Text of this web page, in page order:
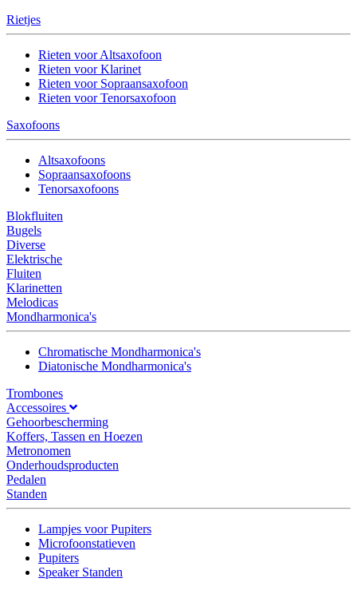
Rietjes
Rieten voor Altsaxofoon
Rieten voor Klarinet
Rieten voor Sopraansaxofoon
Rieten voor Tenorsaxofoon
Saxofoons
Altsaxofoons
Sopraansaxofoons
Tenorsaxofoons
Blokfluiten
Bugels
Diverse
Elektrische
Fluiten
Klarinetten
Melodicas
Mondharmonica's
Chromatische Mondharmonica's
Diatonische Mondharmonica's
Trombones
Accessoires
Gehoorbescherming
Koffers, Tassen en Hoezen
Metronomen
Onderhoudsproducten
Pedalen
Standen
Lampjes voor Pupiters
Microfoonstatieven
Pupiters
Speaker Standen